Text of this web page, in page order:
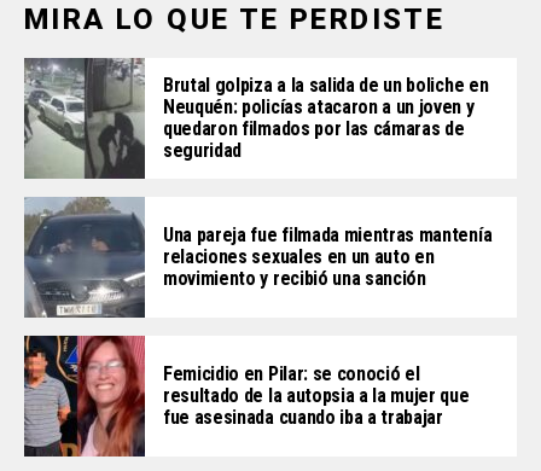
MIRA LO QUE TE PERDISTE
Brutal golpiza a la salida de un boliche en
Neuquén: policías atacaron a un joven y
quedaron filmados por las cámaras de
seguridad
Una pareja fue filmada mientras mantenía
relaciones sexuales en un auto en
movimiento y recibió una sanción
Femicidio en Pilar: se conoció el
resultado de la autopsia a la mujer que
fue asesinada cuando iba a trabajar